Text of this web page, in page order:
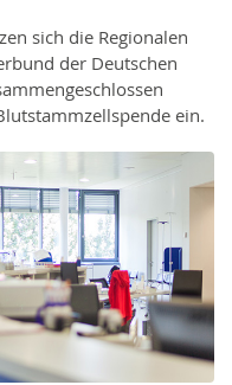
sich die Regionalen
der Deutschen
ein.